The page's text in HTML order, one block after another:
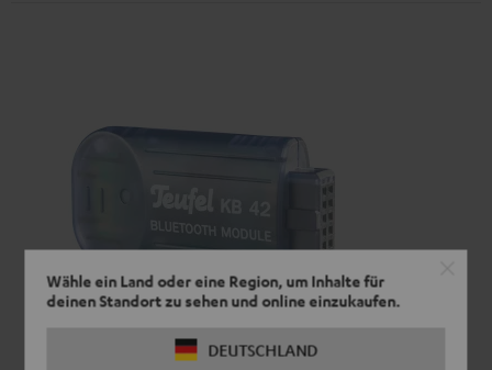
Wähle ein Land oder eine Region, um Inhalte für
deinen Standort zu sehen und online einzukaufen.
DEUTSCHLAND